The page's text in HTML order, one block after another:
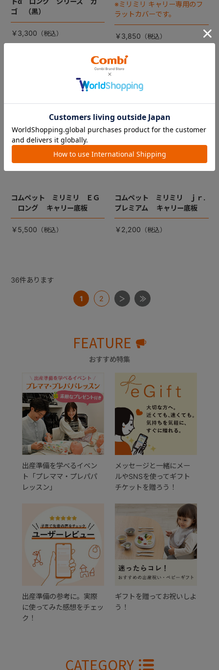
ゴ （黒）
￥3,300
※ミリミリ キャリー専用のフ
ラットカバーです。
￥3,850
コムペット ミリミリ ＥＧ
ロング キャリー底板
￥5,500
コムペット ミリミリ ｊｒ.
プレミアム キャリー底板
￥2,200
36件あります
1 2
FEATURE
おすすめ特集
出産準備を学べるイベン
ト「プレママ・プレパパ
レッスン」
メッセージと一緒にメー
ルやSNSを使ってギフト
チケットを贈ろう！
出産準備の参考に。実際
に使ってみた感想をチェッ
ク！
ギフトを贈ってお祝いしよ
う！
CATEGORY